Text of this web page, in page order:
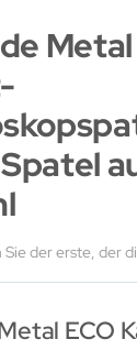
Metal
Sie der erste, der
ECO